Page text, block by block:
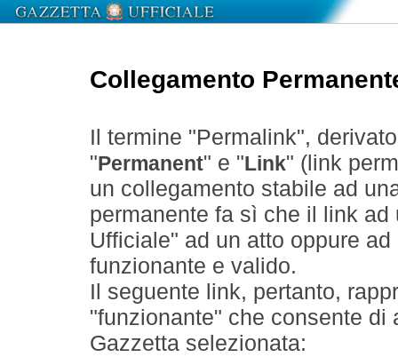
Collegamento
Il termine "Permalink",
" Permanent" e " Link" (link
un collegamento stabile ad
permanente fa sì che il link
Ufficiale" ad un atto oppure
funzionante e valido.
Il seguente link, pertanto,
"funzionante" che consente
Gazzetta selezionata: